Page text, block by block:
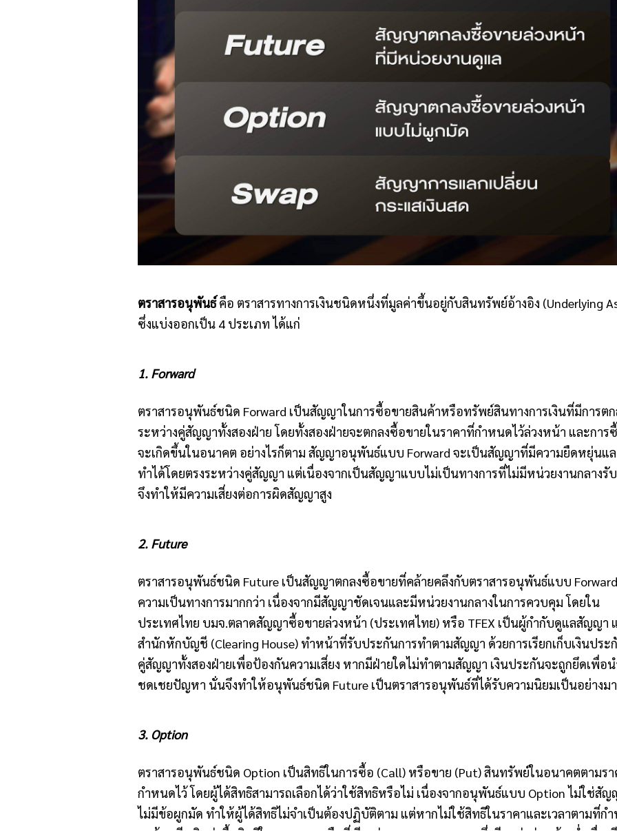
ตราสารอนุพันธ์คือ ตราสารทางการเงินชนิดหนึ่งที่มูลค่าขึ้นอยู่กับสินทรัพย์อ้างอิง (Underlying
ซึ่งแบ่งออกเป็น 4 ประเภท ได้แก่
1. Forward
ตราสารอนุพันธ์ชนิด Forward เป็นสัญญาในการซื้อขายสินค้าหรือทรัพย์สินทางการเงินที่มีการตก
ระหว่างคู่สัญญาทั้งสองฝ่าย โดยทั้งสองฝ่ายจะตกลงซื้อขายในราคาที่กำหนดไว้ล่วงหน้า และการ
จะเกิดขึ้นในอนาคต อย่างไรก็ตาม สัญญาอนุพันธ์แบบ Forward จะเป็นสัญญาที่มีความยืดหยุ่นแ
ทำได้โดยตรงระหว่างคู่สัญญา แต่เนื่องจากเป็นสัญญาแบบไม่เป็นทางการที่ไม่มีหน่วยงานกลางรั
จึงทำให้มีความเสี่ยงต่อการผิดสัญญาสูง
2. Future
ตราสารอนุพันธ์ชนิด Future เป็นสัญญาตกลงซื้อขายที่คล้ายคลึงกับตราสารอนุพันธ์แบบ
ความเป็นทางการมากกว่า เนื่องจากมีสัญญาชัดเจนและมีหน่วยงานกลางในการควบคุม โดยใน
ประเทศไทย บมจ.ตลาดสัญญาซื้อขายล่วงหน้า (ประเทศไทย) หรือ TFEX เป็นผู้กำกับดูแลสัญญา
สำนักหักบัญชี (Clearing House) ทำหน้าที่รับประกันการทำตามสัญญา ด้วยการเรียกเก็บเงินประ
คู่สัญญาทั้งสองฝ่ายเพื่อป้องกันความเสี่ยง หากมีฝ่ายใดไม่ทำตามสัญญา เงินประกันจะถูกยึดเพื่อ
ชดเชยปัญหา นั่นจึงทำให้อนุพันธ์ชนิด Future เป็นตราสารอนุพันธ์ที่ได้รับความนิยมเป็นอย่างม
3. Option
ตราสารอนุพันธ์ชนิด Option เป็นสิทธิในการซื้อ (Call) หรือขาย (Put) สินทรัพย์ในอนาคตตามร
กำหนดไว้ โดยผู้ได้สิทธิสามารถเลือกได้ว่าใช้สิทธิหรือไม่ เนื่องจากอนุพันธ์แบบ Option ไม่ใช่สัญ
ไม่มีข้อผูกมัด ทำให้ผู้ได้สิทธิไม่จำเป็นต้องปฏิบัติตาม แต่หากไม่ใช้สิทธิในราคาและเวลาตามที่ก